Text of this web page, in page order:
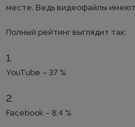
месте. Ведь видеофайлы
Полный рейтинг выглядит так:
YouTube – 37 %
Facebook – 8,4 %